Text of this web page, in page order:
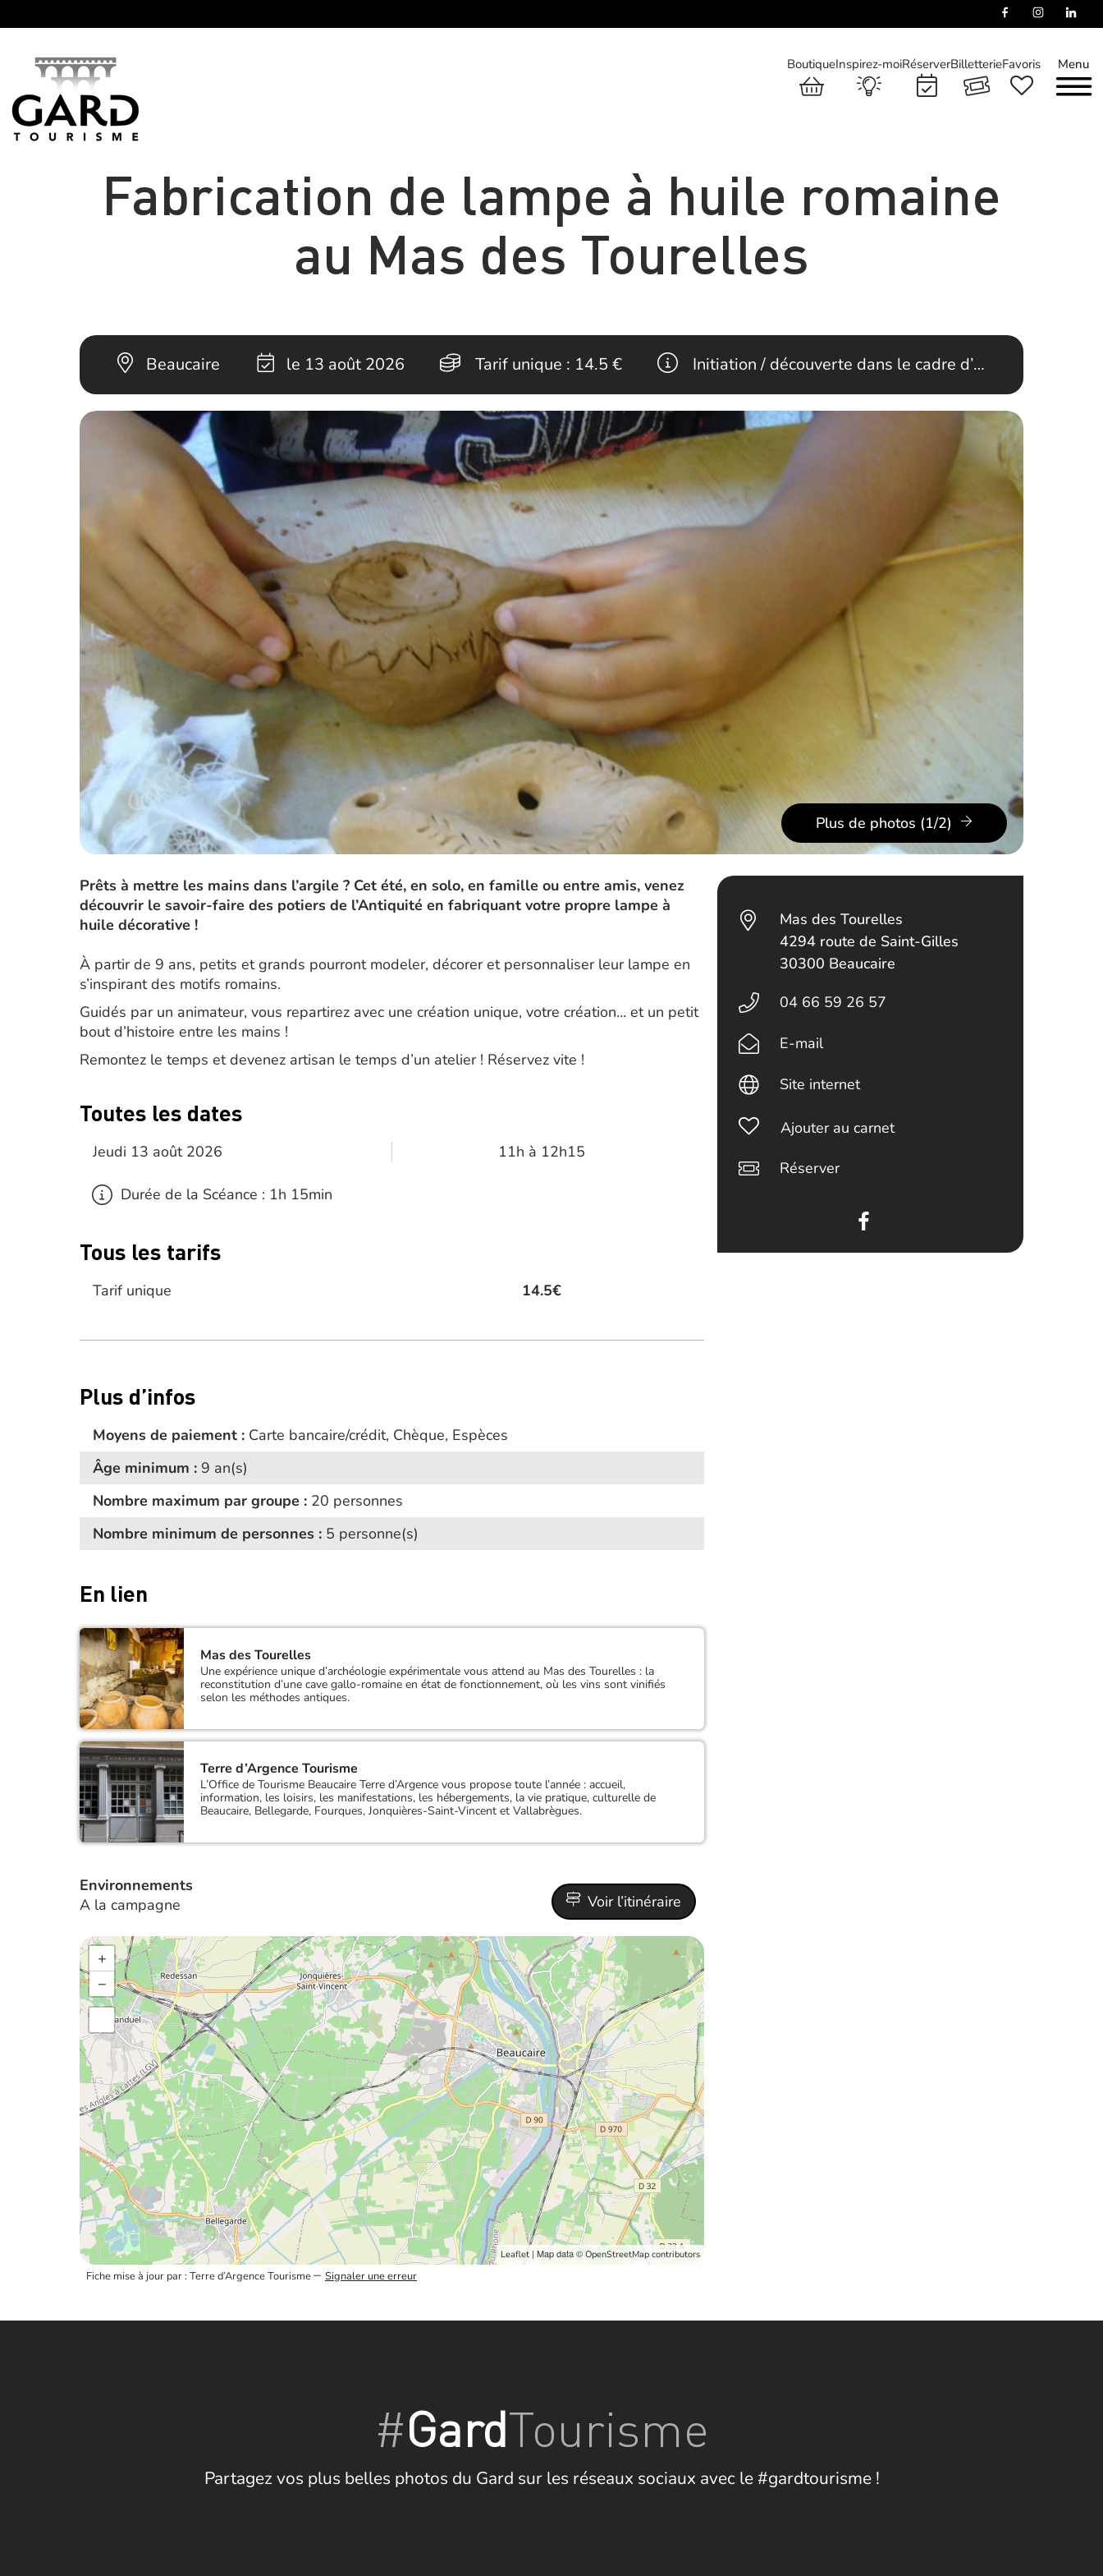
Menu
BoutiqueInspirez-moiRéserverBilletterieFavoris
Fabrication de lampe à huile romaine
au Mas des Tourelles
Beaucaire le 13 août 2026 Tarif unique : 14.5 € Initiation / découverte dans le cadre d’…
Plus de photos (1/2)
Prêts à mettre les mains dans l’argile ? Cet été, en solo, en famille ou entre amis, venez
découvrir le savoir-faire des potiers de l’Antiquité en fabriquant votre propre lampe à
huile décorative !
À partir de 9 ans, petits et grands pourront modeler, décorer et personnaliser leur lampe en
s’inspirant des motifs romains.
Guidés par un animateur, vous repartirez avec une création unique, votre création… et un petit
bout d’histoire entre les mains !
Remontez le temps et devenez artisan le temps d’un atelier ! Réservez vite !
Toutes les dates
Jeudi 13 août 2026 11h à 12h15
Durée de la Scéance : 1h 15min
Tous les tarifs
Tarif unique 14.5€
Plus d’infos
Moyens de paiement : Carte bancaire/crédit, Chèque, Espèces
Âge minimum : 9 an(s)
Nombre maximum par groupe : 20 personnes
Nombre minimum de personnes : 5 personne(s)
En lien
Mas des Tourelles
Une expérience unique d’archéologie expérimentale vous attend au Mas des Tourelles : la
reconstitution d’une cave gallo-romaine en état de fonctionnement, où les vins sont vinifiés
selon les méthodes antiques.
Terre d’Argence Tourisme
L’Office de Tourisme Beaucaire Terre d’Argence vous propose toute l’année : accueil,
information, les loisirs, les manifestations, les hébergements, la vie pratique, culturelle de
Beaucaire, Bellegarde, Fourques, Jonquières-Saint-Vincent et Vallabrègues.
Environnements
A la campagne
Voir l’itinéraire
+
−
Leaflet | Map data ©OpenStreetMap contributors
Fiche mise à jour par : Terre d’Argence Tourisme– Signaler une erreur
Mas des Tourelles
4294 route de Saint-Gilles
30300 Beaucaire
04 66 59 26 57
E-mail
Site internet
Ajouter au carnet
Réserver
#GardTourisme
Partagez vos plus belles photos du Gard sur les réseaux sociaux avec le #gardtourisme !